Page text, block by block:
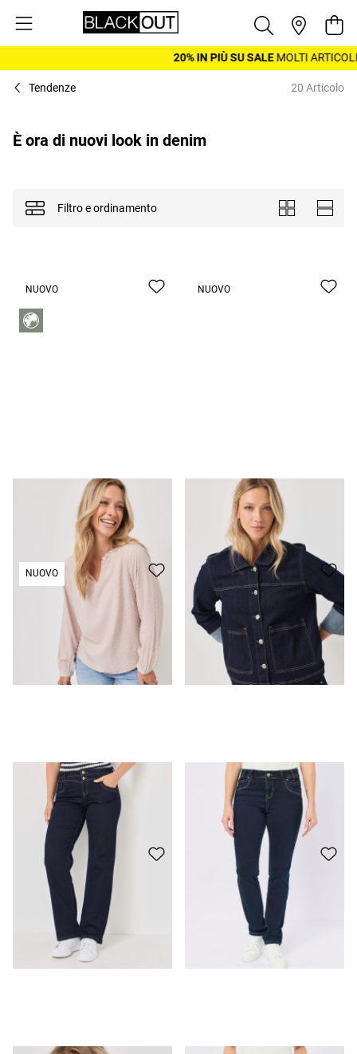
20% IN PIÙ SU SALEMOLTI ARTICOLI
Tendenze 20 Articolo
È ora di nuovi look in denim
Filtro e ordinamento
Mostra come
PiastrelleElenco
NUOVO
Camicetta semplice a pois e volant CHF 39.95
NUOVO
Un nuovo look: giacca di jeans alla moda
NUOVO
Jeans a gamba larga con doppio bottone CHF 59.95 Jeans Slim Fit - Modello LINA CHF 59.95